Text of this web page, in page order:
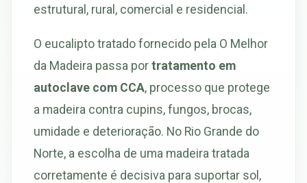
estrutural, rural, comercial e residencial.
O eucalipto tratado fornecido pela O Melhor
da Madeira passa portratamento em
autoclave com CCA, processo que protege
a madeira contra cupins, fungos, brocas,
umidade e deterioração. No Rio Grande do
Norte, a escolha de uma madeira tratada
corretamente é decisiva para suportar sol,